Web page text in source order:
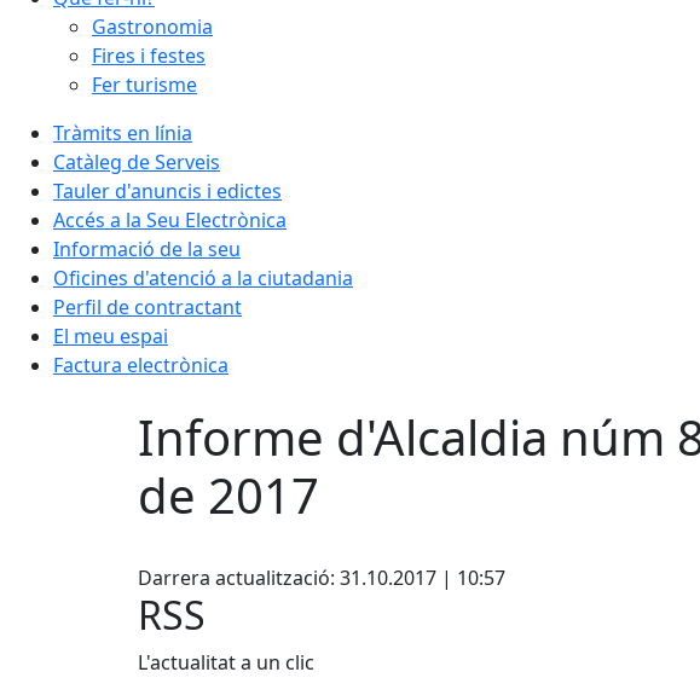
Gastronomia
Fires i festes
Fer turisme
Tràmits en línia
Catàleg de Serveis
Tauler d'anuncis i edictes
Accés a la Seu Electrònica
Informació de la seu
Oficines d'atenció a la ciutadania
Perfil de contractant
El meu espai
Factura electrònica
Informe d'Alcaldia núm
de 2017
Darrera actualització: 31.10.2017 | 10:57
RSS
L'actualitat a un clic